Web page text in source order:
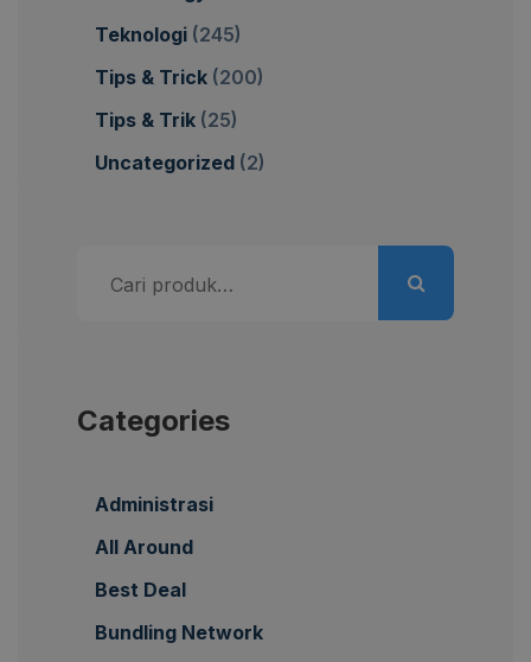
Teknologi (245)
Tips & Trick (200)
Tips & Trik (25)
Uncategorized (2)
untuk:
Categories
Administrasi
All Around
Best Deal
Bundling Network